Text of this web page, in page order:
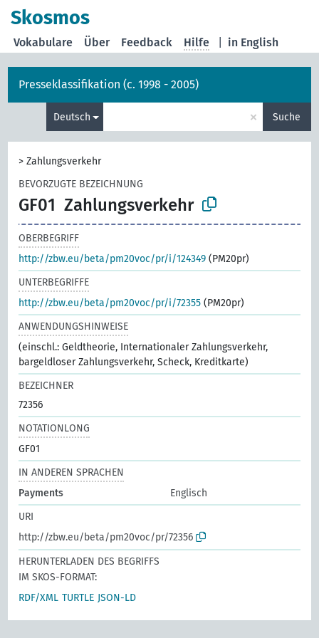
Skosmos
in English
Vokabulare Über Feedback Hilfe
Presseklassifikation (c. 1998 - 2005)
Deutsch × Suche
>Zahlungsverkehr
BEVORZUGTE BEZEICHNUNG
GF01 Zahlungsverkehr
OBERBEGRIFF
http://zbw.eu/beta/pm20voc/pr/i/124349 (PM20pr)
UNTERBEGRIFFE
http://zbw.eu/beta/pm20voc/pr/i/72355 (PM20pr)
ANWENDUNGSHINWEISE
(einschl.: Geldtheorie, Internationaler Zahlungsverkehr,
bargeldloser Zahlungsverkehr, Scheck, Kreditkarte)
BEZEICHNER
72356
NOTATIONLONG
GF01
IN ANDEREN SPRACHEN
Payments
Englisch
URI
http://zbw.eu/beta/pm20voc/pr/72356
HERUNTERLADEN DES BEGRIFFS
IM SKOS-FORMAT:
RDF/XML TURTLE JSON-LD